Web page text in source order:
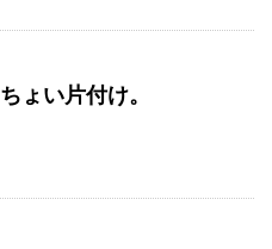
ょい片付け。